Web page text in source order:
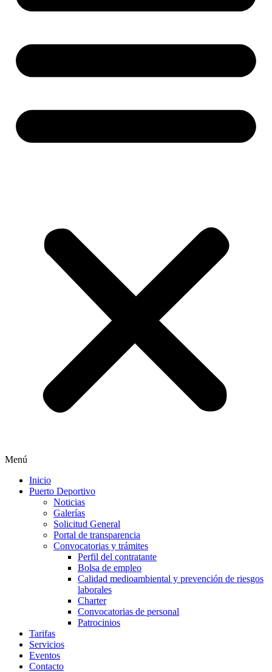
Menú
Inicio
Puerto Deportivo
Noticias
Galerías
Solicitud General
Portal de transparencia
Convocatorias y trámites
Perfil del contratante
Bolsa de empleo
Calidad medioambiental y prevención de riesgos
laborales
Charter
Convocatorias de personal
Patrocinios
Tarifas
Servicios
Eventos
Contacto